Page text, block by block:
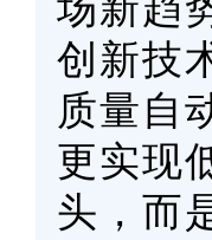
场新趋
创新技
质量自
更实现
头，而